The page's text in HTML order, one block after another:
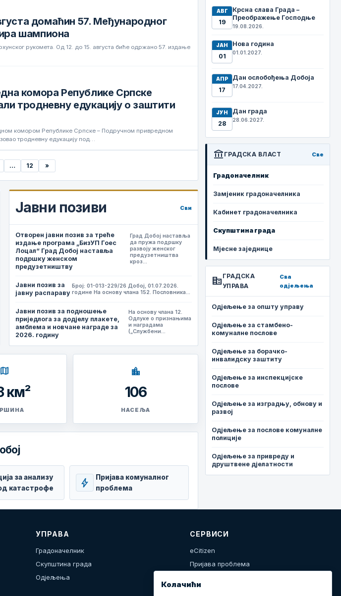
домаћин 57. Међународног
шампиона
рукомета. Од 12. до 15. августа биће одржано 57. издање
комора Републике Српске
тродневну едукацију о заштити
комором Републике Српске – Подручном привредном
тродневну едукацију под…
… 12 »
Јавни позиви Сви
Отворен јавни позив за треће
издање програма „БизУП Гоес
Лоцал“ Град Добој наставља
подршку женском
предузетништву
Град Добој наставља
да пружа подршку
развоју женског
предузетништва
кроз…
Јавни позив за
јавну распараву
Број: 01-013-229/26 Добој, 01.07.2026.
године На основу члана 152. Пословника…
Јавни позив за подношење
приједлога за додјелу плакете,
амблема и новчане награде за
2026. годину
На основу члана 12.
Одлуке о признањима
и наградама
(„Службени…
map
км²
location_city
106
НАСЕЉА
за анализу
катастрофе
bolt
Пријава комуналног
проблема
АВГ
19
Крсна слава Града –
Преображење Господње
19.08.2026.
ЈАН
01
Нова година
01.01.2027.
АПР
17
Дан ослобођења Добоја
17.04.2027.
ЈУН
28
Дан града
28.06.2027.
account_balance ГРАДСКА ВЛАСТ Све
Градоначелник
Замјеник градоначелника
Кабинет градоначелника
Скупштина града
Мјесне заједнице
corporate_fare ГРАДСКА
УПРАВА
Сва
одјељења
Одјељење за општу управу
Одјељење за стамбено-
комуналне послове
Одјељење за борачко-
инвалидску заштиту
Одјељење за инспекцијске
послове
Одјељење за изградњу, обнову и
развој
Одјељење за послове комуналне
полиције
Одјељење за привреду и
друштвене дјелатности
УПРАВА
Градоначелник
Скупштина града
Одјељења
СЕРВИСИ
eCitizen
Пријава проблема
Колачићи